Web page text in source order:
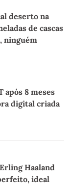
deserto na
de cascas
ninguém
após 8 meses
digital criada
Haaland
ideal